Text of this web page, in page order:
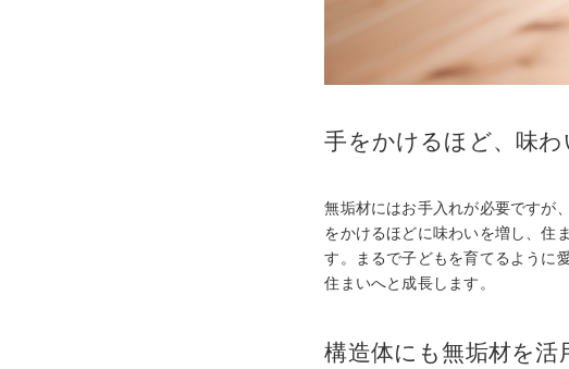
手をかけるほど、味わ
無垢材にはお手入れが必要ですが
をかけるほどに味わいを増し、住
す。まるで子どもを育てるように
住まいへと成長します。
構造体にも無垢材を活